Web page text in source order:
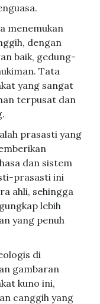
menemukan
dengan
baik, gedung-
Tata
yang sangat
terpusat dan
prasasti yang
dan sistem
prasasti ini
ahli, sehingga
lebih
yang penuh
di
gambaran
kuno ini,
canggih yang